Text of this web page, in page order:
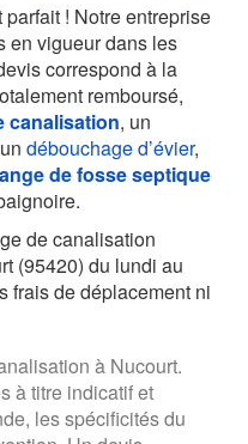
parfait ! Notre entreprise
en vigueur dans les
correspond à la
remboursé,
canalisation, un
débouchage d’évier,
de fosse septique
de canalisation
(95420) du lundi au
frais de déplacement ni
à Nucourt.
à titre indicatif et
les spécificités du